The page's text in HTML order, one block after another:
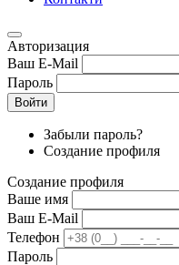
Авторизация
Ваш E-Mail
Пароль
Войти
Забыли пароль?
Создание профиля
Создание профиля
Ваше имя
Ваш E-Mail
Телефон
Пароль